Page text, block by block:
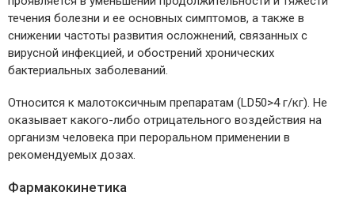
течения болезни и ее основных симптомов, а также в
снижении частоты развития осложнений, связанных с
вирусной инфекцией, и обострений хронических
бактериальных заболеваний.
Относится к малотоксичным препаратам (LD50>4 г/кг). Не
оказывает какого-либо отрицательного воздействия на
организм человека при пероральном применении в
рекомендуемых дозах.
Фармакокинетика